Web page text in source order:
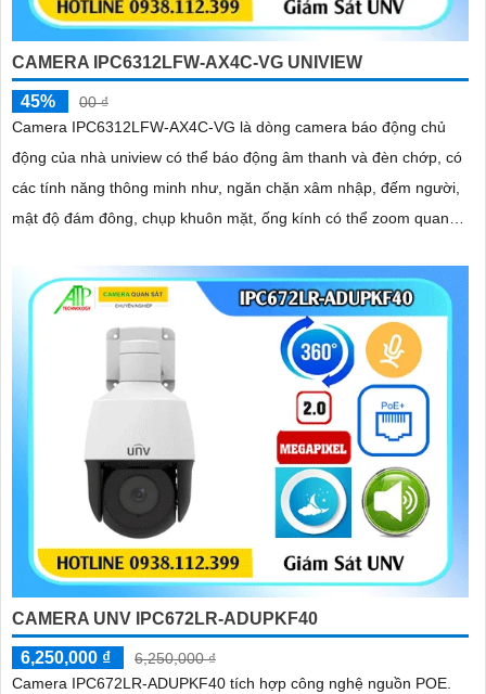
CAMERA IPC6312LFW-AX4C-VG UNIVIEW
45%
00 ₫
Camera IPC6312LFW-AX4C-VG là dòng camera báo động chủ
động của nhà uniview có thể báo động âm thanh và đèn chớp, có
các tính năng thông minh như, ngăn chặn xâm nhập, đếm người,
mật độ đám đông, chụp khuôn mặt, ống kính có thể zoom quang
CAMERA UNV IPC672LR-ADUPKF40
6,250,000 ₫
6,250,000 ₫
Camera IPC672LR-ADUPKF40 tích hợp công nghệ nguồn POE.